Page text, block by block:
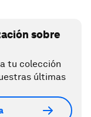
sobre
tu colección
últimas